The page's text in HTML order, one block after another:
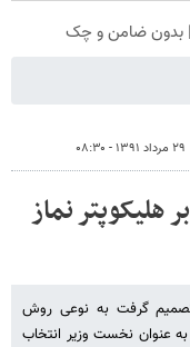
۲۹ مرداد ۱۳۹۱ - ۰۸:۳۰
نماز
تصمیم گرفت به نوعی روش
به عنوان نخست وزیر انتخاب